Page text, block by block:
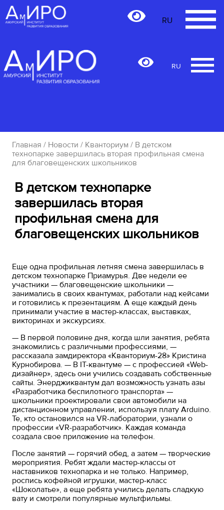
RU
RU
Главная / Новости / Кванториум / В детском
технопарке завершилась вторая профильная смена
для благовещенских школьников
В детском технопарке
завершилась вторая
профильная смена для
благовещенских школьников
Еще одна профильная летняя смена завершилась в
детском технопарке Приамурья. Две недели ее
участники — благовещенские школьники —
занимались в своих квантумах, работали над кейсами
и готовились к презентациям. А еще каждый день
принимали участие в мастер-классах, выставках,
викторинах и экскурсиях.
— В первой половине дня, когда шли занятия, ребята
знакомились с различными профессиями, —
рассказала замдиректора «Кванториум-28» Кристина
Курнобирова. — В IT-квантуме — с профессией «Web-
дизайнер», здесь они учились создавать собственные
сайты. Энерджиквантум дал возможность узнать азы
«Разработчика беспилотного транспорта» —
школьники проектировали свои автомобили на
дистанционном управлении, используя плату Arduino.
Те, кто остановился на VR-лаборатории, узнали о
профессии «VR-разработчик». Каждая команда
создала свое приложение на телефон.
После занятий — горячий обед, а затем — творческие
мероприятия. Ребят ждали мастер-классы от
наставников технопарка и не только. Например,
роспись кофейной игрушки, мастер-класс
«Шоколатье», а еще ребята учились делать сладкую
вату и смотрели популярные мультфильмы.